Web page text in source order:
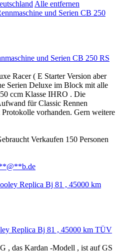
Alle entfernen
und Serien CB 250 RS
Racer ( E Starter Version aber
Serien Deluxe im Block mit alle
ccm Klasse IHRO . Die
für Classic Rennen
vorhanden. Gern weitere
Verkaufen 150 Personen
Replica Bj 81 , 45000 km TÜV
, das Kardan -Modell , ist auf GS